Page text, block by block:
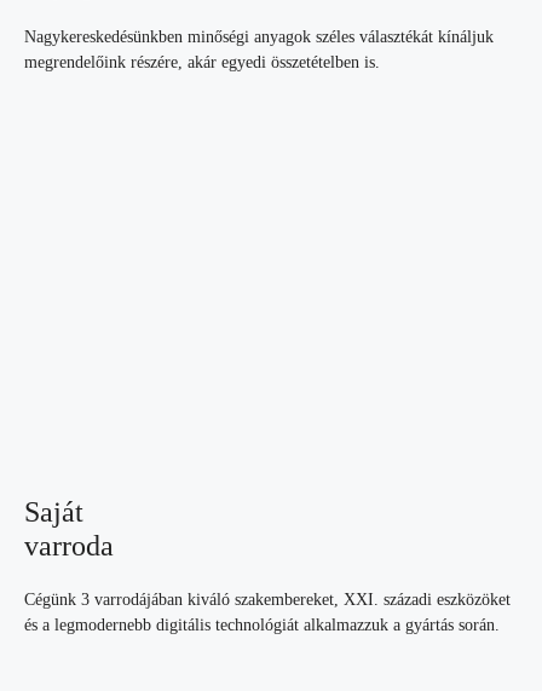
Nagykereskedésünkben minőségi anyagok széles választékát kínáljuk
megrendelőink részére, akár egyedi összetételben is.
Saját
varroda
Cégünk 3 varrodájában kiváló szakembereket, XXI. századi eszközöket
és a legmodernebb digitális technológiát alkalmazzuk a gyártás során.